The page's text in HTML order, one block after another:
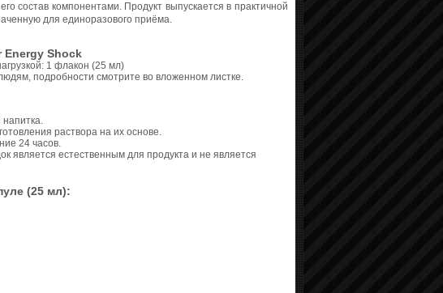
состав компонентами. Продукт выпускается в практичной
для единоразового приёма.
Energy Shock
1 флакон (25 мл)
подробности смотрите во вложенном листке.
раствора на их основе.
24 часов.
является естественным для продукта и не является
(25 мл):